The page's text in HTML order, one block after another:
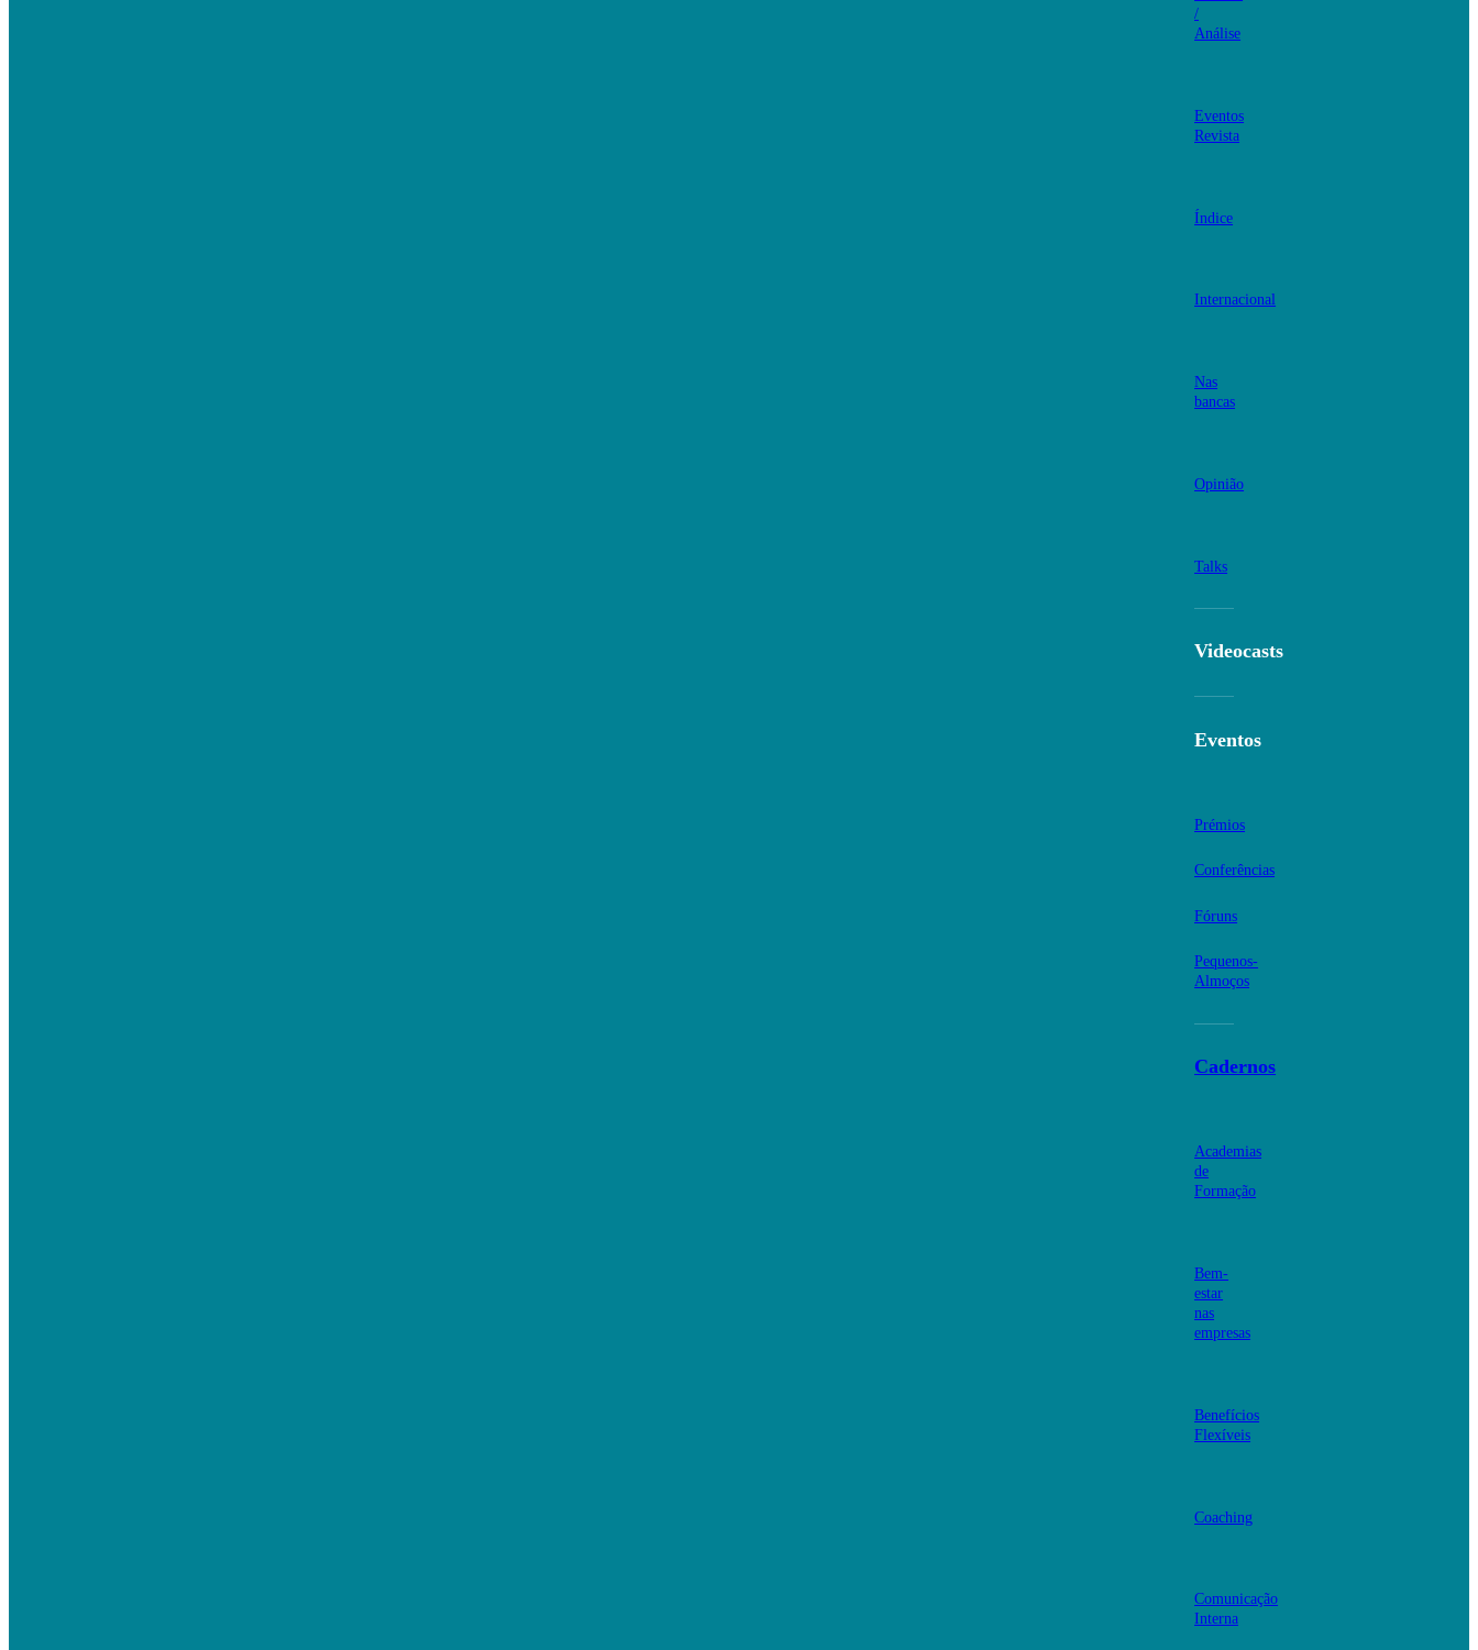
/
Análise
Eventos
Revista
Índice
Internacional
Nas
bancas
Opinião
Talks
Videocasts
Eventos
Prémios
Conferências
Fóruns
Pequenos-
Almoços
Cadernos
Academias
de
Formação
Bem-
estar
nas
empresas
Benefícios
Flexíveis
Coaching
Comunicação
Interna